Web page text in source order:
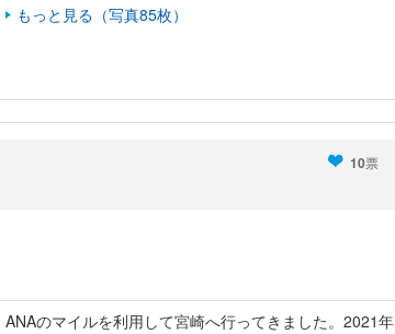
もっと見る（写真85枚）
10票
ANAのマイルを利用して宮崎へ行ってきました。2021年